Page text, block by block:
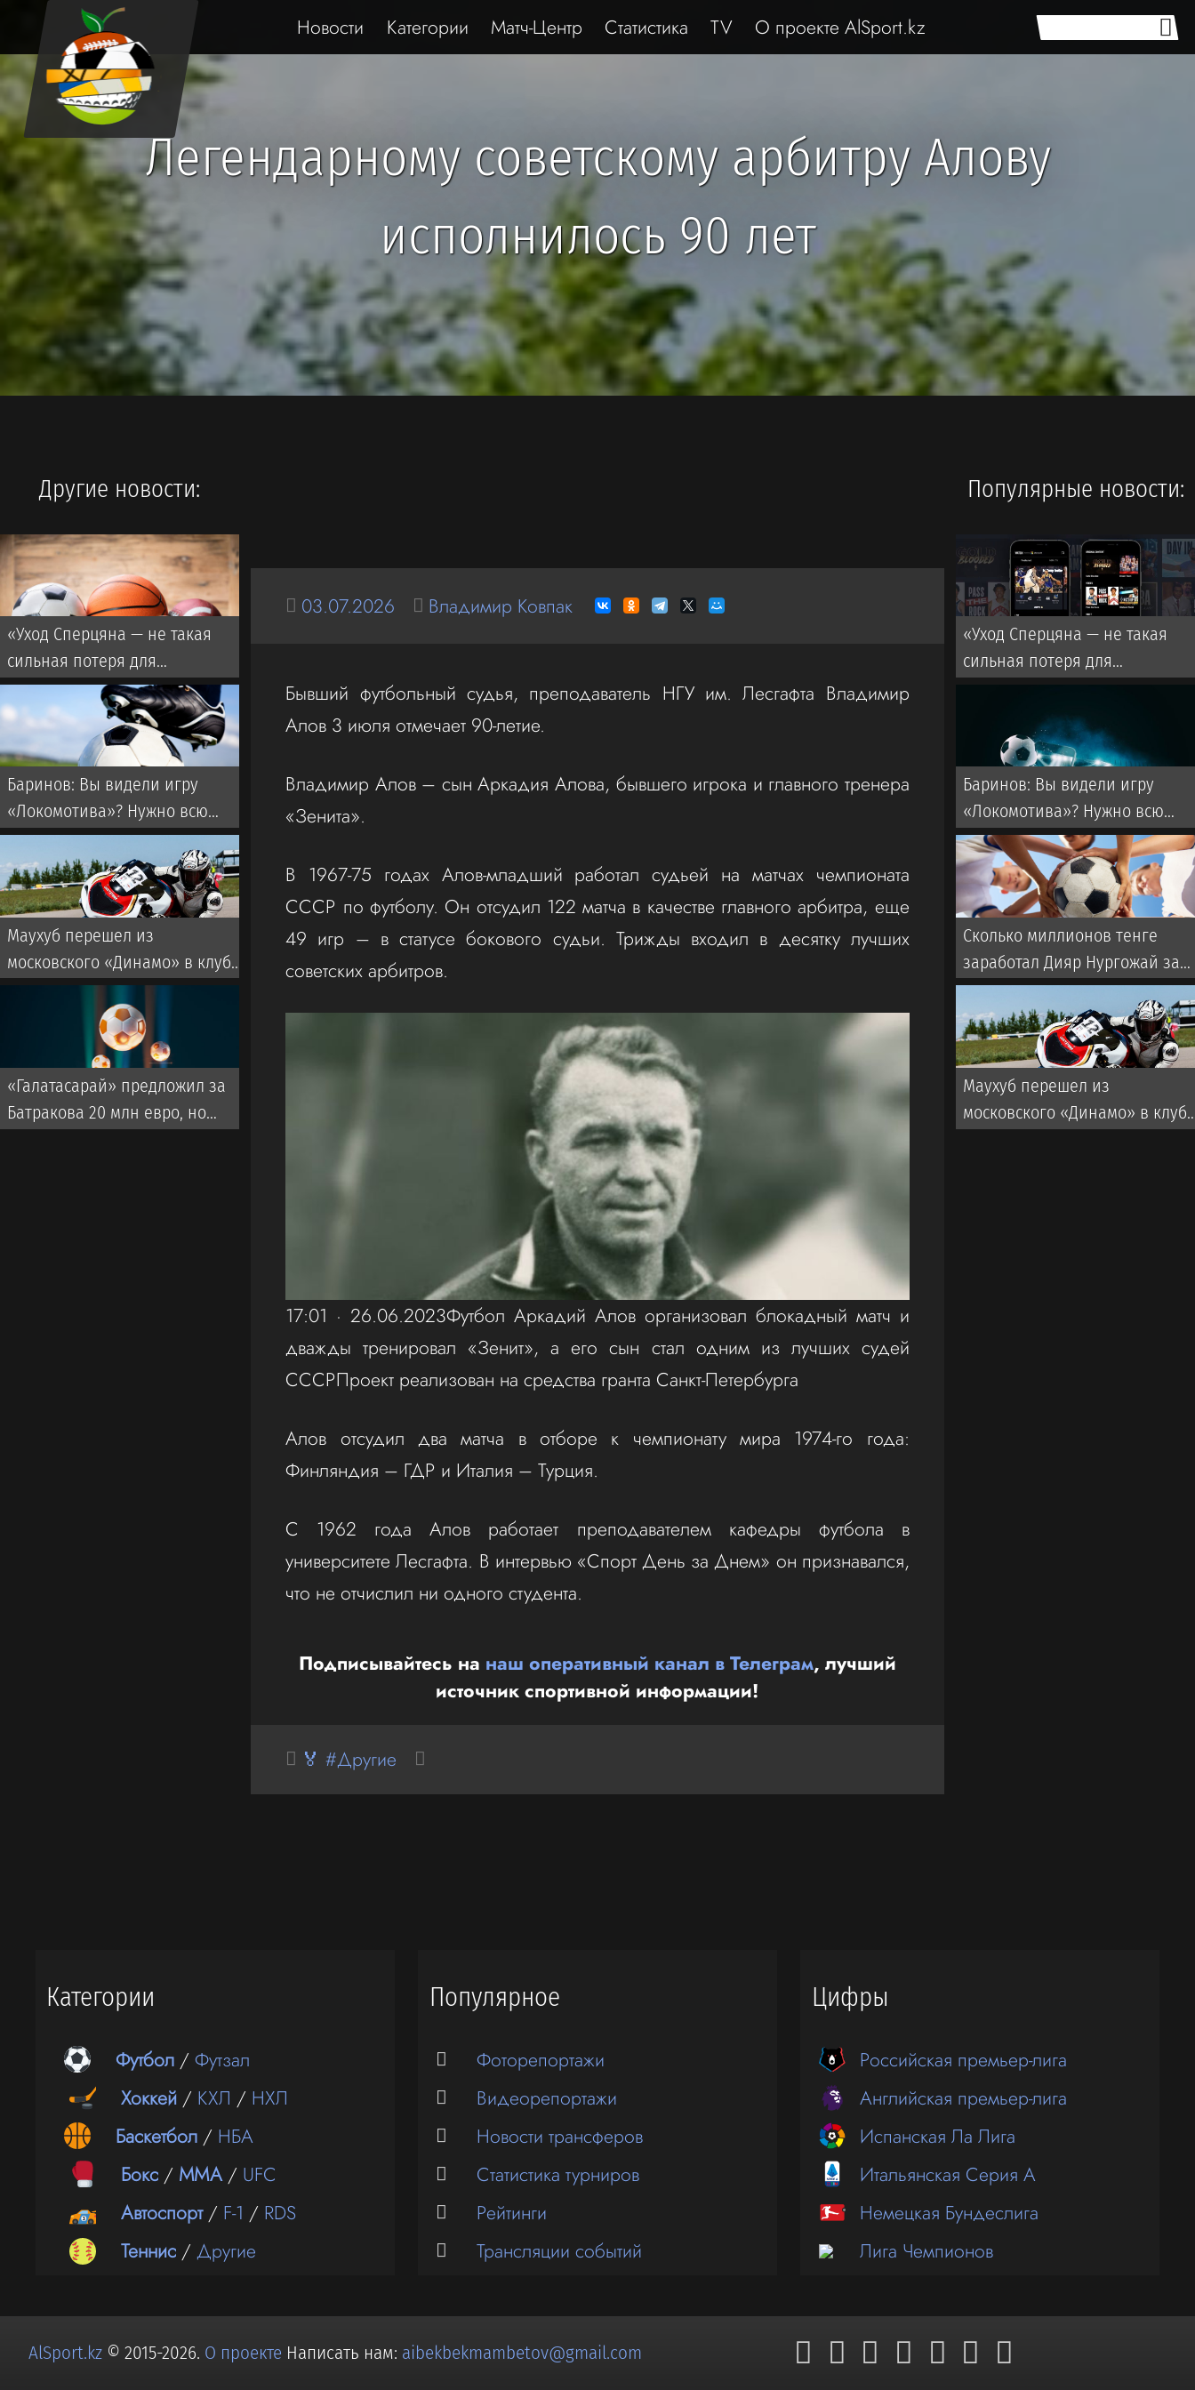
Новости Категории Матч-Центр Статистика TV О проекте AlSport.kz
Легендарному советскому арбитру Алову
исполнилось 90 лет
03.07.2026 Владимир Ковпак
Бывший футбольный судья, преподаватель НГУ им. Лесгафта Владимир
Алов 3 июля отмечает 90-летие.
Владимир Алов – сын Аркадия Алова, бывшего игрока и главного тренера
«Зенита».
В 1967-75 годах Алов-младший работал судьей на матчах чемпионата
СССР по футболу. Он отсудил 122 матча в качестве главного арбитра, еще
49 игр – в статусе бокового судьи. Трижды входил в десятку лучших
советских арбитров.
17:01 · 26.06.2023Футбол Аркадий Алов организовал блокадный матч и
дважды тренировал «Зенит», а его сын стал одним из лучших судей
СССРПроект реализован на средства гранта Санкт-Петербурга
Алов отсудил два матча в отборе к чемпионату мира 1974-го года:
Финляндия – ГДР и Италия – Турция.
С 1962 года Алов работает преподавателем кафедры футбола в
университете Лесгафта. В интервью «Спорт День за Днем» он признавался,
что не отчислил ни одного студента.
Подписывайтесь на наш оперативный канал в Телеграм, лучший
источник спортивной информации!
🏅 #Другие
Другие новости:
«Уход Сперцяна — не такая
сильная потеря для
«Краснодара». Гладилин — о
трансферах клуба
Баринов: Вы видели игру
«Локомотива»? Нужно всю
команду усиливать
Маухуб перешел из
московского «Динамо» в клуб
«Галатасарай» предложил за
Батракова 20 млн евро, но
Популярные новости:
«Уход Сперцяна — не такая
сильная потеря для
трансферах клуба
Баринов: Вы видели игру
«Локомотива»? Нужно всю
команду усиливать
Сколько миллионов тенге
заработал Дияр Нургожай за
победу нокаутом на турнире
UFC
Маухуб перешел из
московского «Динамо» в клуб
Категории
Футбол /Футзал
Хоккей / КХЛ / НХЛ
Баскетбол / НБА
Бокс / ММА/ UFC
Автоспорт/ F-1 / RDS
Теннис /Другие
Популярное
Фоторепортажи
Видеорепортажи
Новости трансферов
Статистика турниров
Рейтинги
Трансляции событий
Цифры
Российская премьер-лига
Английская премьер-лига
Испанская Ла Лига
Итальянская Серия А
Немецкая Бундеслига
Лига Чемпионов
AlSport.kz © 2015-2026. О проекте Написать нам: aibekbekmambetov@gmail.com